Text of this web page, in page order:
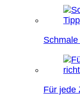
Für jede